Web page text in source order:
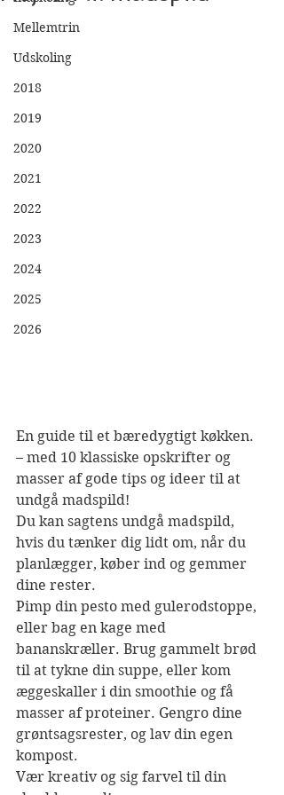
Mellemtrin
Udskoling
2018
2019
2020
2021
2022
2023
2024
2025
2026
En guide til et bæredygtigt køkken.
– med 10 klassiske opskrifter og
masser af gode tips og ideer til at
undgå madspild!
Du kan sagtens undgå madspild,
hvis du tænker dig lidt om, når du
planlægger, køber ind og gemmer
dine rester.
Pimp din pesto med gulerodstoppe,
eller bag en kage med
bananskræller. Brug gammelt brød
til at tykne din suppe, eller kom
æggeskaller i din smoothie og få
masser af proteiner. Gengro dine
grøntsagsrester, og lav din egen
kompost.
Vær kreativ og sig farvel til din